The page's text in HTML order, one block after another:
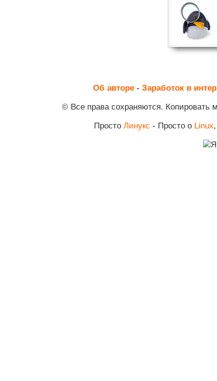
Об авторе- Заработок в
© Все права сохраняются. Копировать
Просто Линукс - Просто о Linux